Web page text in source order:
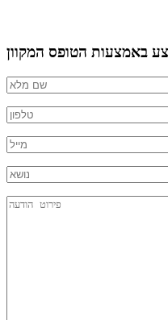
באמצעות הטופס המקוון